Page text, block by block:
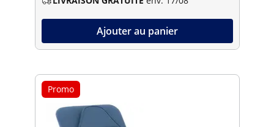
Ajouter au panier
Promo